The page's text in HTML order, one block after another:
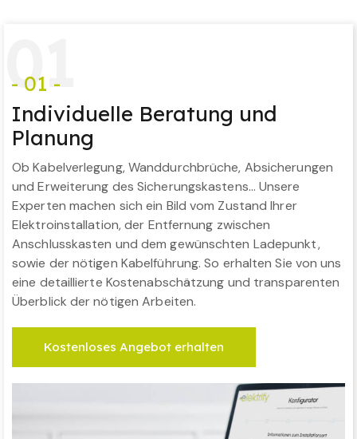
01
- 01 -
Individuelle Beratung und
Planung
Ob Kabelverlegung, Wanddurchbrüche, Absicherungen
und Erweiterung des Sicherungskastens… Unsere
Experten machen sich ein Bild vom Zustand Ihrer
Elektroinstallation, der Entfernung zwischen
Anschlusskasten und dem gewünschten Ladepunkt,
sowie der nötigen Kabelführung. So erhalten Sie von uns
eine detaillierte Kostenabschätzung und transparenten
Überblick der nötigen Arbeiten.
Kostenloses Angebot erhalten